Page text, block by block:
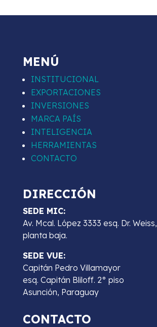
MENÚ
INSTITUCIONAL
EXPORTACIONES
INVERSIONES
MARCA PAÍS
INTELIGENCIA
HERRAMIENTAS
CONTACTO
DIRECCIÓN
SEDE MIC:
Av. Mcal. López 3333 esq. Dr. Weiss,
planta baja.
SEDE VUE:
Capitán Pedro Villamayor
esq. Capitán Bliloff. 2° piso
Asunción, Paraguay
CONTACTO